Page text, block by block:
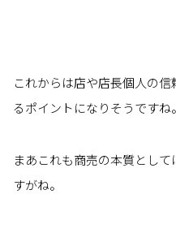
これからは店や店長個人の
るポイントになりそうですね。
まあこれも商売の本質とし
すがね。